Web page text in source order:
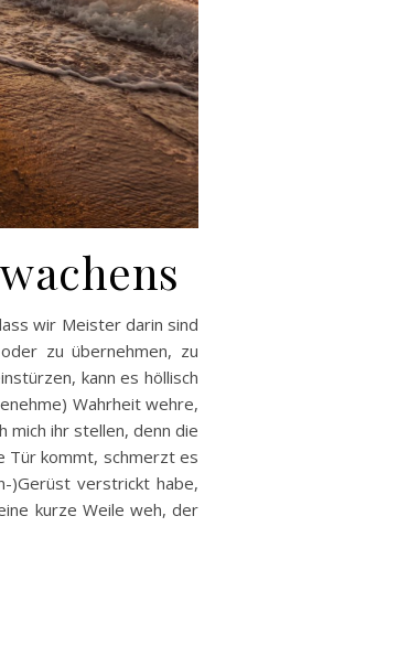
wir Meister darin sind
zu übernehmen, zu
kann es höllisch
Wahrheit wehre,
mich ihr stellen, denn die
Tür kommt, schmerzt es
)Gerüst verstrickt habe,
kurze Weile weh, der